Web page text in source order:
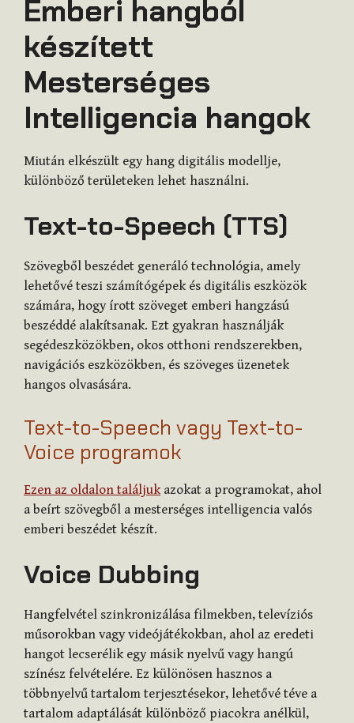
Emberi hangból
készített
Mesterséges
Intelligencia hangok
Miután elkészült egy hang digitális modellje,
különböző területeken lehet használni.
Text-to-Speech (TTS)
Szövegből beszédet generáló technológia, amely
lehetővé teszi számítógépek és digitális eszközök
számára, hogy írott szöveget emberi hangzású
beszéddé alakítsanak. Ezt gyakran használják
segédeszközökben, okos otthoni rendszerekben,
navigációs eszközökben, és szöveges üzenetek
hangos olvasására.
Text-to-Speech vagy Text-to-
Voice programok
Ezen az oldalon találjukazokat a programokat, ahol
a beírt szövegből a mesterséges intelligencia valós
emberi beszédet készít.
Voice Dubbing
Hangfelvétel szinkronizálása filmekben, televíziós
műsorokban vagy videójátékokban, ahol az eredeti
hangot lecserélik egy másik nyelvű vagy hangú
színész felvételére. Ez különösen hasznos a
többnyelvű tartalom terjesztésekor, lehetővé téve a
tartalom adaptálását különböző piacokra anélkül,